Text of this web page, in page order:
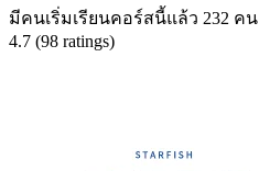
มีคนเริ่มเรียนคอร์สนี้แล้ว 232 คน
4.7 (98 ratings)